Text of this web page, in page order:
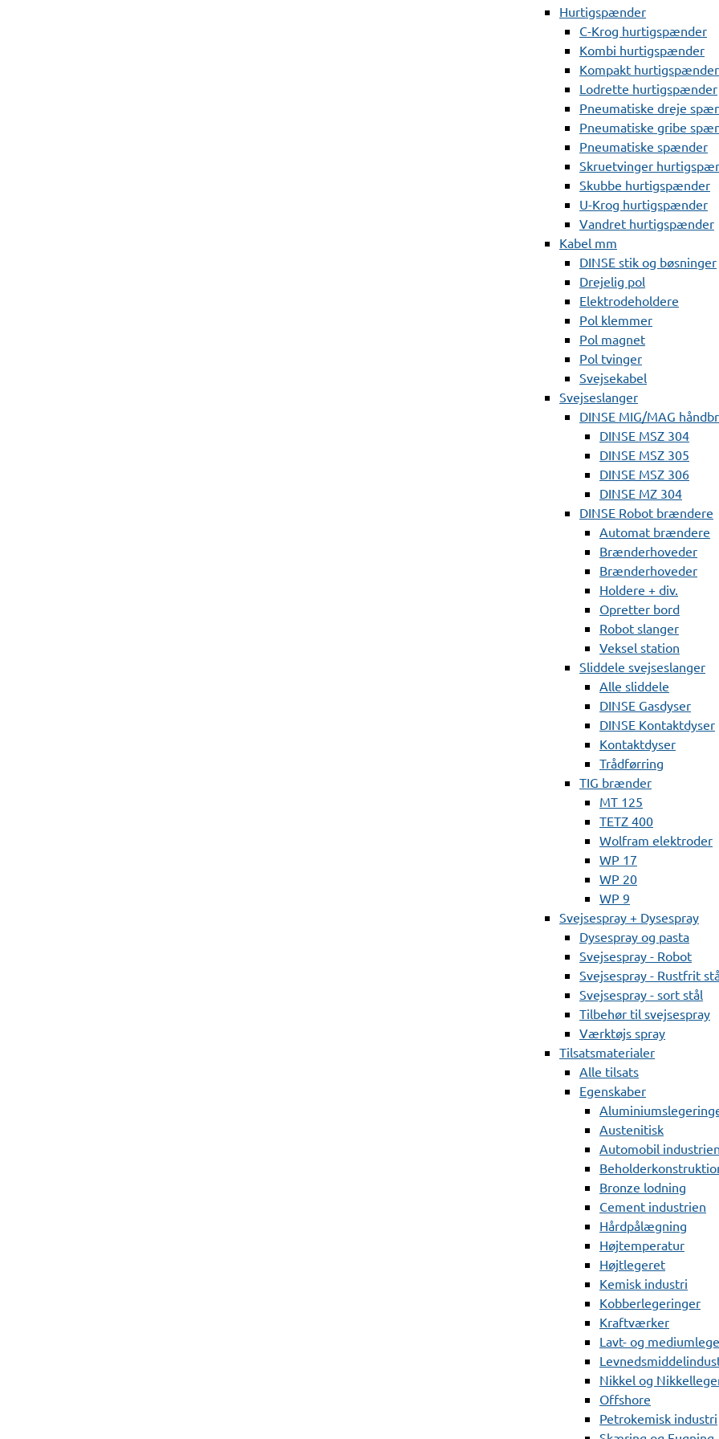
Hurtigspænder
C-Krog hurtigspænder
Kombi hurtigspænder
Kompakt hurtigspænder
Lodrette hurtigspænder
Pneumatiske dreje
Pneumatiske gribe
Pneumatiske spænder
Skruetvinger
Skubbe hurtigspænder
U-Krog hurtigspænder
Vandret hurtigspænder
Kabel mm
DINSE stik og bøsninger
Drejelig pol
Elektrodeholdere
Pol klemmer
Pol magnet
Pol tvinger
Svejsekabel
Svejseslanger
DINSE MIG/MAG
DINSE MSZ 304
DINSE MSZ 305
DINSE MSZ 306
DINSE MZ 304
DINSE Robot brændere
Automat brændere
Brænderhoveder
Brænderhoveder
Holdere + div.
Opretter bord
Robot slanger
Veksel station
Sliddele svejseslanger
Alle sliddele
DINSE Gasdyser
DINSE Kontaktdyser
Kontaktdyser
Trådførring
TIG brænder
MT 125
TETZ 400
Wolfram elektroder
WP 17
WP 20
WP 9
Svejsespray + Dysespray
Dysespray og pasta
Svejsespray - Robot
Svejsespray - Rustfrit
Svejsespray - sort stål
Tilbehør til svejsespray
Værktøjs spray
Tilsatsmaterialer
Alle tilsats
Egenskaber
Austenitisk
Automobil industrien
Bronze lodning
Cement industrien
Hårdpålægning
Højtemperatur
Højtlegeret
Kemisk industri
Kobberlegeringer
Kraftværker
Lavt- og
Nikkel og
Offshore
Petrokemisk industri